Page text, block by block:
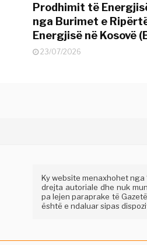
Prodhimit të
nga Burimet e
Energjisë në Kosovë
23/07/2026
Ky website menaxhohet nga
drejta autoriale dhe nuk
pa lejen paraprake të
është e ndaluar sipas